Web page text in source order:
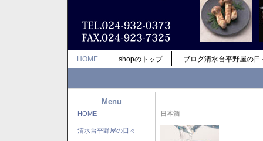
HOME shopのトップ ブログ清水台平野屋の日
Menu
HOME
清水台平野屋の日々
日本酒